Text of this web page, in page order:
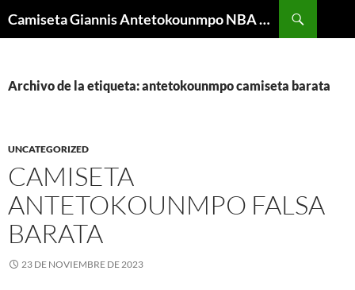
Camiseta Giannis Antetokounmpo NBA Barata
Archivo de la etiqueta: antetokounmpo camiseta barata
UNCATEGORIZED
CAMISETA
ANTETOKOUNMPO FALSA
BARATA
23 DE NOVIEMBRE DE 2023